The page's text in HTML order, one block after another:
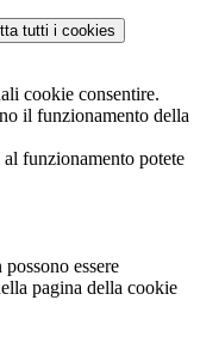
tutti i cookies
cookie consentire.
il funzionamento della
funzionamento potete
essere
pagina della cookie